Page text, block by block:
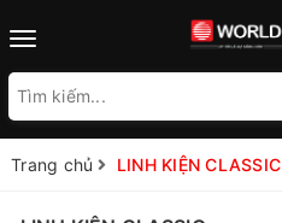
Toggle
Trang chủ LINH KIỆN CLASSIC